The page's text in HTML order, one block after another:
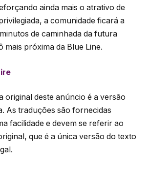
ainda mais o atrativo de
a comunidade ficará a
de caminhada da futura
mais próxima da Blue Line.
original deste anúncio é a versão
As traduções são fornecidas
facilidade e devem se referir ao
que é a única versão do texto